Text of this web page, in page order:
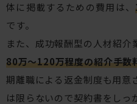
体に掲載するための費用は、
です。
また、成功報酬型の人材紹介
80万〜120万程度の紹介手数
期離職による返金制度も用意
は限らないので契約書をしっ